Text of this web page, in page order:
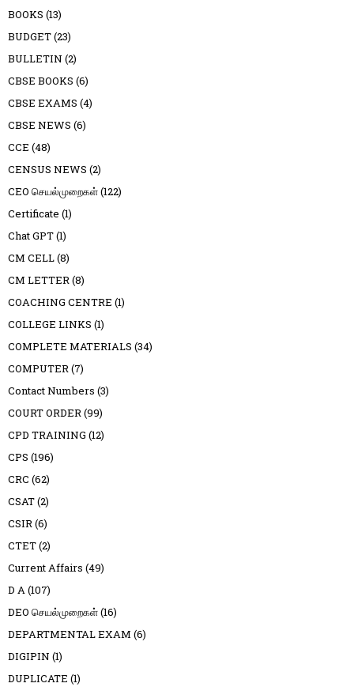
BOOKS (13)
BUDGET(23)
BULLETIN (2)
CBSE BOOKS (6)
CBSE EXAMS (4)
CBSE NEWS (6)
CCE (48)
CENSUS NEWS (2)
CEO செயல்முறைகள்(122)
Certificate (1)
Chat GPT(1)
CM CELL(8)
CM LETTER(8)
COACHING CENTRE (1)
COLLEGE LINKS (1)
COMPLETE MATERIALS (34)
COMPUTER(7)
Contact Numbers (3)
COURT ORDER(99)
CPD TRAINING (12)
CPS (196)
CRC (62)
CSAT(2)
CSIR(6)
CTET(2)
Current Affairs (49)
D A(107)
DEO செயல்முறைகள்(16)
DEPARTMENTAL EXAM (6)
DIGIPIN (1)
DUPLICATE (1)